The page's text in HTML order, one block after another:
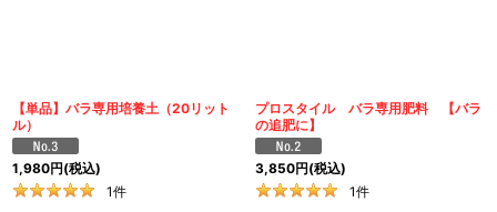
【単品】バラ専用培養土（20リット
ル）
1,980円(税込)
1件
プロスタイル バラ専用肥料 【バラ
の追肥に】
3,850円(税込)
1件